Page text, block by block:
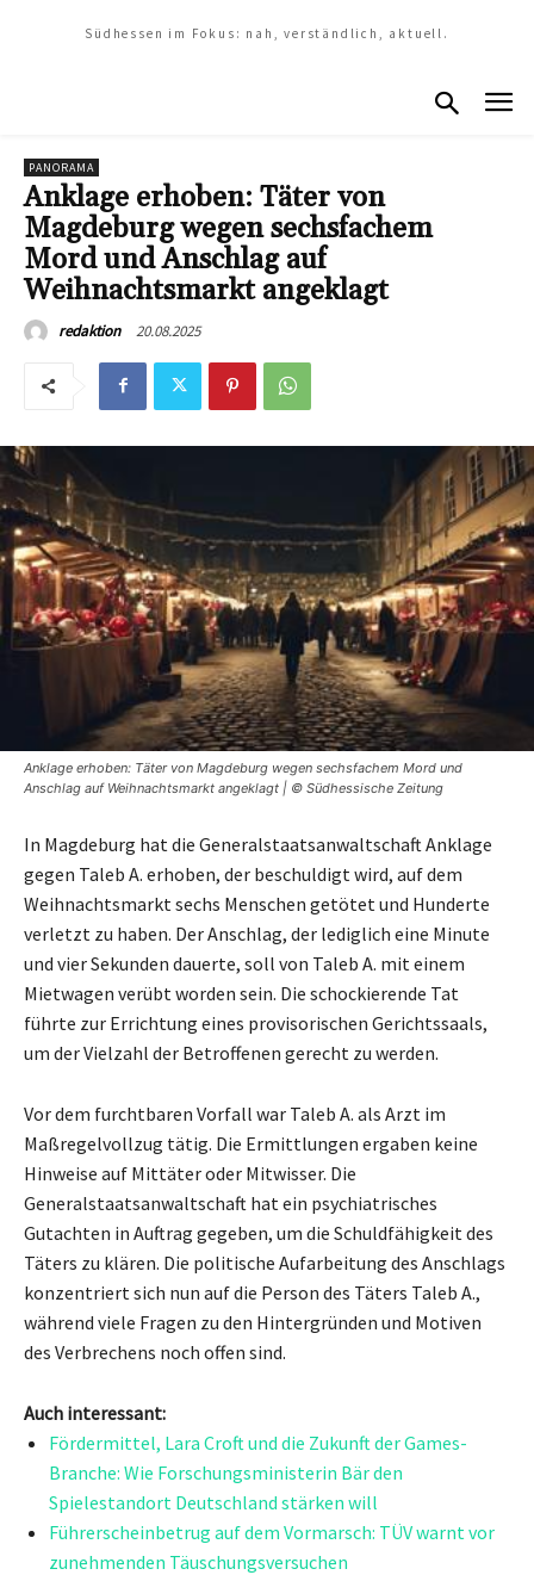
Südhessen im Fokus: nah, verständlich, aktuell.
PANORAMA
Anklage erhoben: Täter von
Magdeburg wegen sechsfachem
Mord und Anschlag auf
Weihnachtsmarkt angeklagt
redaktion 20.08.2025
Anklage erhoben: Täter von Magdeburg wegen sechsfachem Mord und
Anschlag auf Weihnachtsmarkt angeklagt | © Südhessische Zeitung
In Magdeburg hat die Generalstaatsanwaltschaft Anklage
gegen Taleb A. erhoben, der beschuldigt wird, auf dem
Weihnachtsmarkt sechs Menschen getötet und Hunderte
verletzt zu haben. Der Anschlag, der lediglich eine Minute
und vier Sekunden dauerte, soll von Taleb A. mit einem
Mietwagen verübt worden sein. Die schockierende Tat
führte zur Errichtung eines provisorischen Gerichtssaals,
um der Vielzahl der Betroffenen gerecht zu werden.
Vor dem furchtbaren Vorfall war Taleb A. als Arzt im
Maßregelvollzug tätig. Die Ermittlungen ergaben keine
Hinweise auf Mittäter oder Mitwisser. Die
Generalstaatsanwaltschaft hat ein psychiatrisches
Gutachten in Auftrag gegeben, um die Schuldfähigkeit des
Täters zu klären. Die politische Aufarbeitung des Anschlags
konzentriert sich nun auf die Person des Täters Taleb A.,
während viele Fragen zu den Hintergründen und Motiven
des Verbrechens noch offen sind.
Auch interessant:
Fördermittel, Lara Croft und die Zukunft der Games-
Branche: Wie Forschungsministerin Bär den
Spielestandort Deutschland stärken will
Führerscheinbetrug auf dem Vormarsch: TÜV warnt vor
zunehmenden Täuschungsversuchen